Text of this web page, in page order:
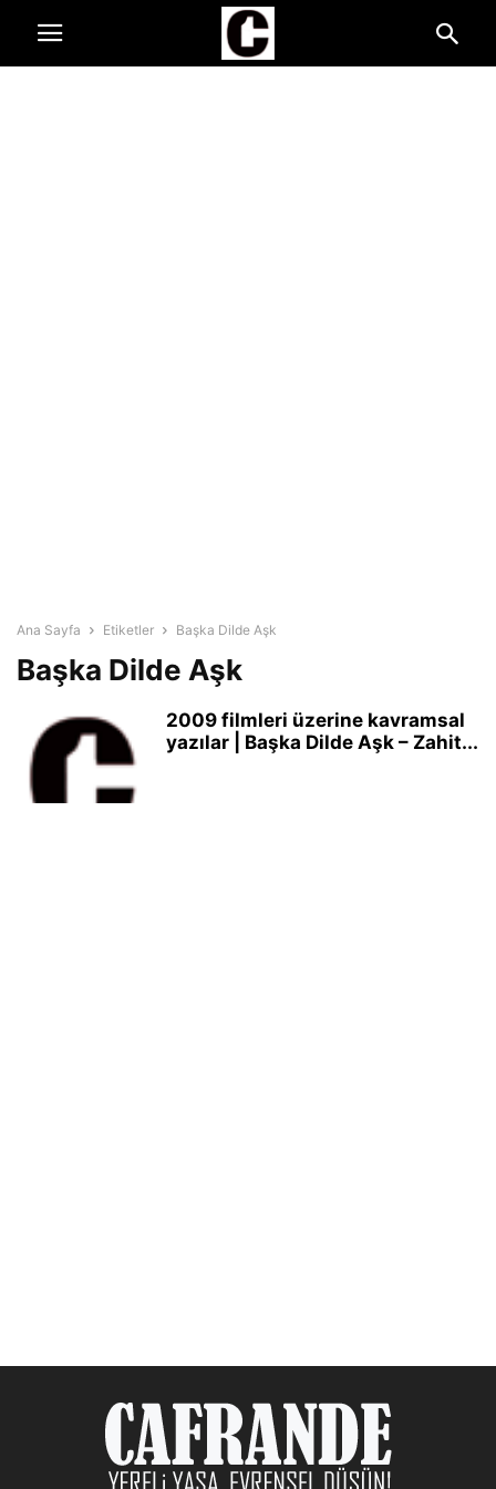
Ana Sayfa Etiketler Başka Dilde Aşk
Başka Dilde Aşk
2009 filmleri üzerine kavramsal
yazılar | Başka Dilde Aşk – Zahit...